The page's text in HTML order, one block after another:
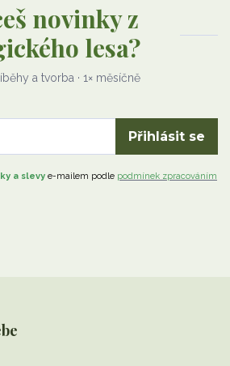
novinky z
lesa?
a tvorba · 1× měsíčně
Přihlásit se
a slevy e-mailem podle podmínek zpracováním